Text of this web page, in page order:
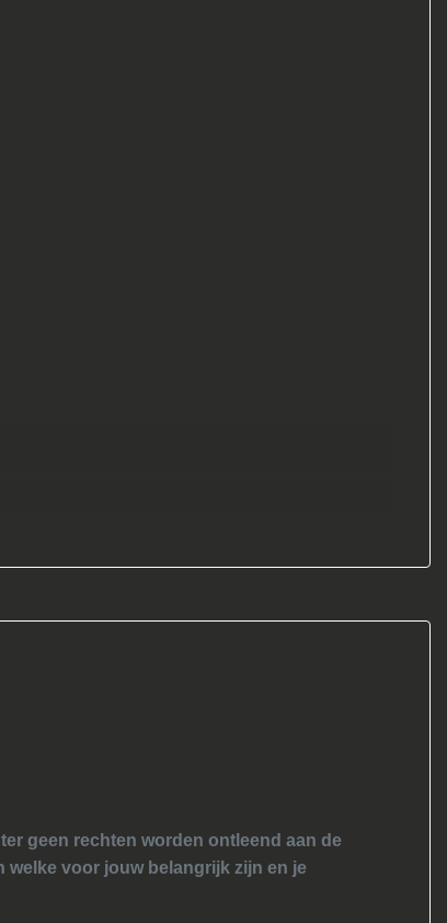
geen rechten worden ontleend aan de
welke voor jouw belangrijk zijn en je